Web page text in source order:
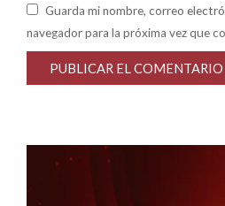
Guarda mi nombre, correo
navegador para la próxima vez que